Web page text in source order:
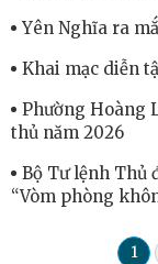
Yên Nghĩa ra
Khai mạc diễn
Phường Hoàng
thủ năm 2026
Bộ Tư lệnh Thủ
“Vòm phòng
1